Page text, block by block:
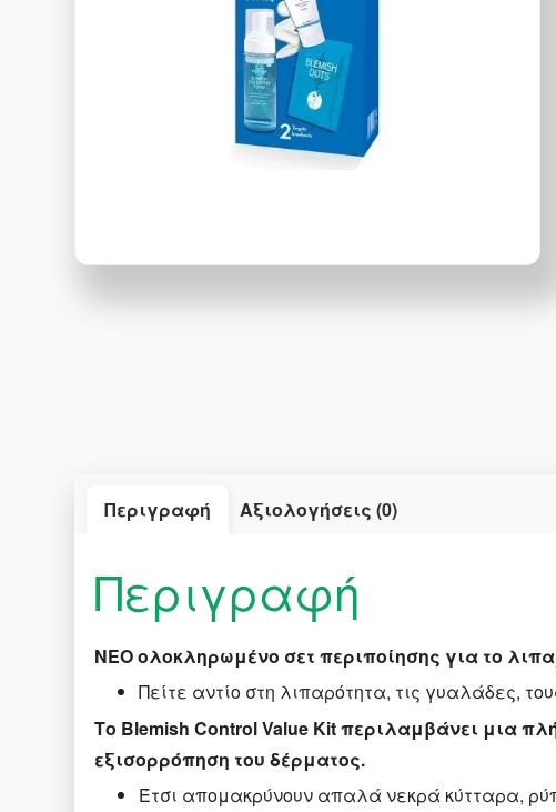
Περιγραφή Αξιολογήσεις (0)
Περιγραφή
ΝΕΟ ολοκληρωμένο σετ περιποίησης για το
Πείτε αντίο στη λιπαρότητα, τις γυαλάδες,
Το Blemish Control Value Kit περιλαμβάνει μια
εξισορρόπηση του δέρματος.
Έτσι απομακρύνουν απαλά νεκρά κύτταρα,